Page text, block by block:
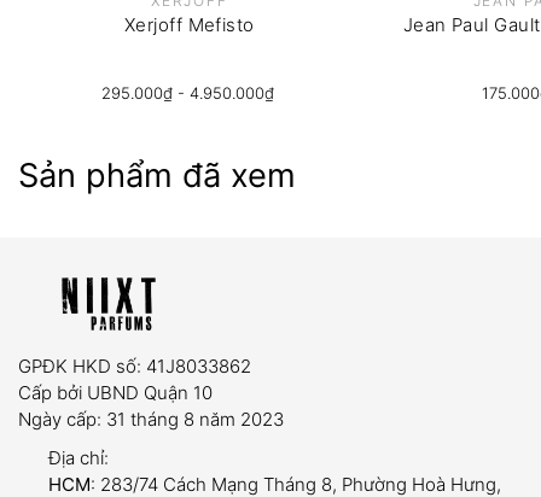
dung tích trải nghiệm (5ml và
trọn đời sản phẩm
để được thay mới vòi xịt hoàn toàn miễn phí
Sản phẩm đã bóc seal, đã qua sử dụng hoặc
không còn tình trạng ban đầu.
Xerjoff Mefisto
295.000₫ - 4.950.000₫
Jean Paul
Sản phẩm đã xem
GPĐK HKD số: 41J8033862
Cấp bởi UBND Quận 10
Ngày cấp: 31 tháng 8 năm 2023
Địa chỉ:
HCM: 283/74 Cách Mạng Tháng 8, Phường Hoà Hưng,